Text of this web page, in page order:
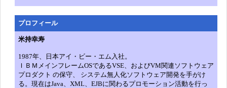
プロフィール
米持幸寿
1987年、日本アイ・ビー・エム入社。
ＩＢＭメインフレームOSであるVSE、およびVM関連ソフトウェア
プロダクト の保守、 システム無人化ソフトウェア開発を手がけ
る。現在はJava、XML、EJBに関わるプロモーション活動を行っ